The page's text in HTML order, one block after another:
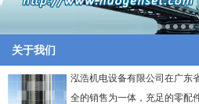
关于我们
泓浩机电设备有限公司在广东
全的销售为一体，充足的零配